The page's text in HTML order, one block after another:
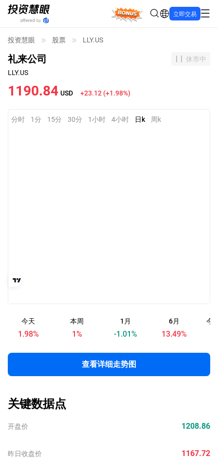
Bonus 立即交易
投资慧眼 股票 LLY.US
礼来公司
休市中
LLY.US
1190.84 USD +23.12 (+1.98%)
分时 1分 15分 30分 1小时 4小时 日k 周k
今天
1.98%
本周
1%
1月
-1.01%
6月
13.49%
今
查看详细走势图
关键数据点
开盘价
昨日收盘价
1208.86
1167.72